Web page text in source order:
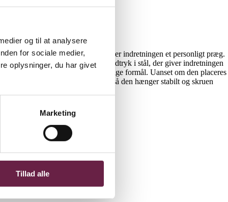
og til at analysere
for sociale medier,
oplysninger, du har givet
Marketing
Tillad alle
at udstille familiens minder og giver indretningen et personligt præg.
design opnået et moderne udtryk i stål, der giver indretningen
alsidig og ideel til mange forskellige formål. Uanset om den placeres
der er placeret under hylderne, så den hænger stabilt og skruen